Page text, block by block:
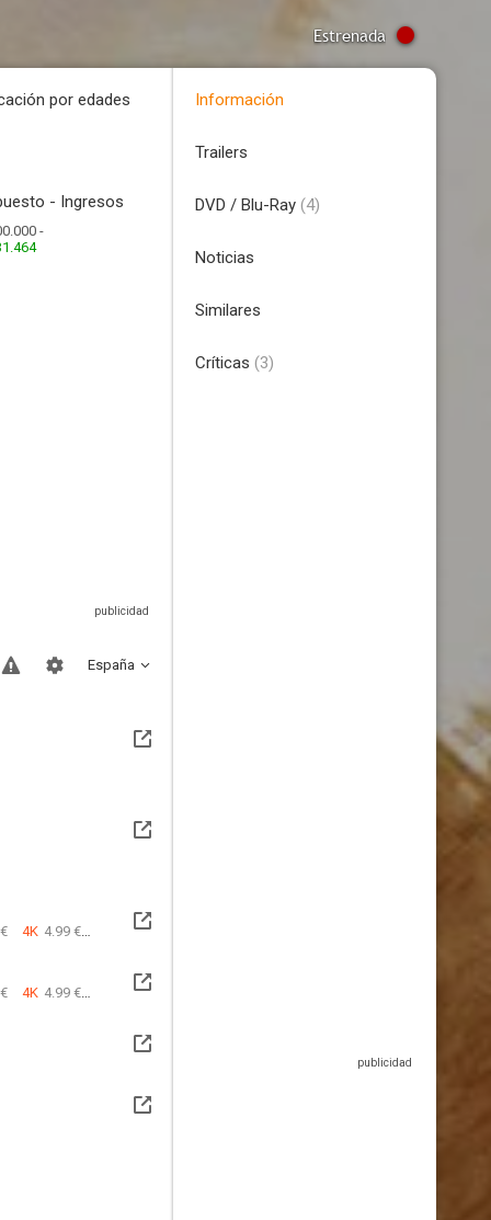
Estrenada
por edades
- Ingresos
-
España
4K 4.99 €
4K 4.99 €
Información
Trailers
DVD / Blu-Ray (4)
Noticias
Similares
Críticas (3)